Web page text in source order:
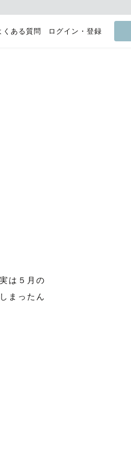
くある質問 ログイン・登録
は５月の
まったん